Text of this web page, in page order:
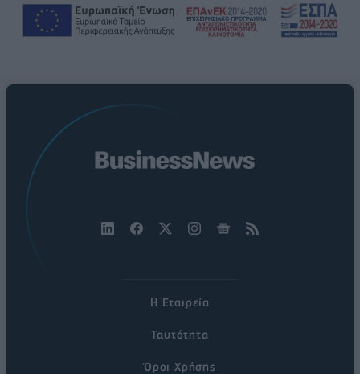
Η Εταιρεία
Ταυτότητα
Όροι Χρήσης